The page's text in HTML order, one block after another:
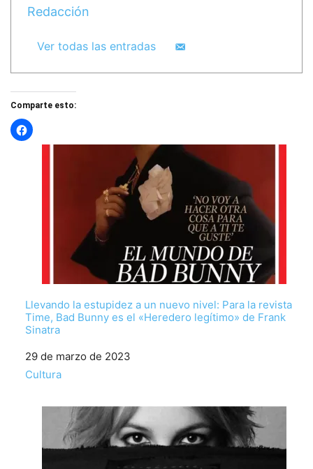
Redacción
Ver todas las entradas
Comparte esto:
Llevando la estupidez a un nuevo nivel: Para la revista
Time, Bad Bunny es el «Heredero legítimo» de Frank
Sinatra
Fecha
29 de marzo de 2023
Respecto a
Cultura